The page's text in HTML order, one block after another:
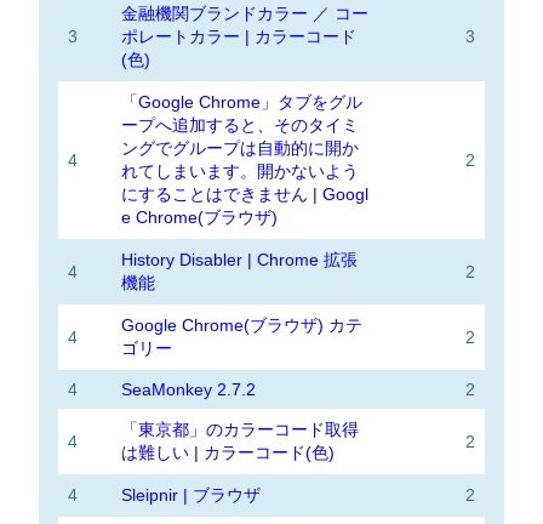
3
金融機関ブランドカラー ／ コー
ポレートカラー | カラーコード
(色)
3
4
「Google Chrome」タブをグル
ープへ追加すると、そのタイミ
ングでグループは自動的に開か
れてしまいます。開かないよう
にすることはできません | Googl
e Chrome(ブラウザ)
2
4
History Disabler | Chrome 拡張
機能
2
4
Google Chrome(ブラウザ) カテ
ゴリー
2
4 SeaMonkey 2.7.2 2
4
「東京都」のカラーコード取得
は難しい | カラーコード(色)
2
4 Sleipnir | ブラウザ 2